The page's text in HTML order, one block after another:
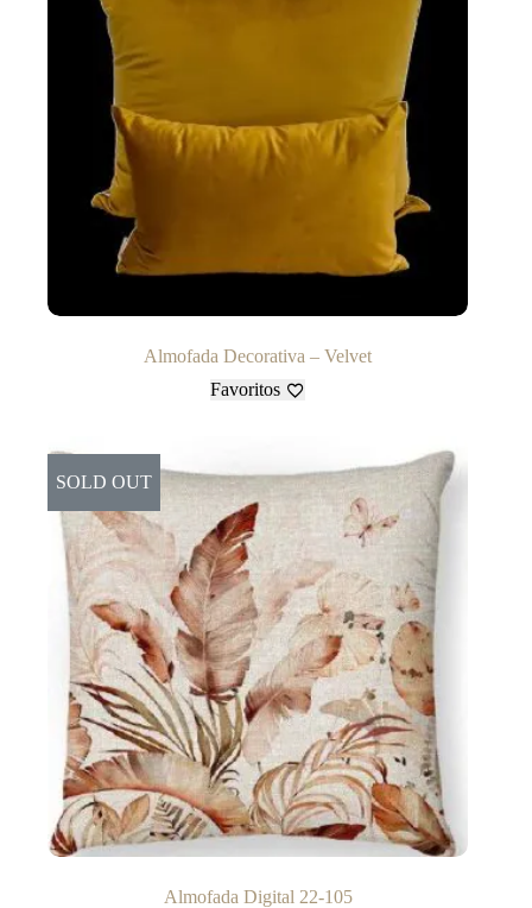
Almofada Decorativa – Velvet
Favoritos
SOLD OUT
Almofada Digital 22-105